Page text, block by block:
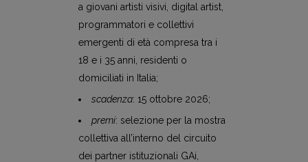
a giovani artisti visivi, digital artist,
programmatori e collettivi
emergenti di età compresa tra i
18 e i 35 anni, residenti o
domiciliati in Italia;
scadenza: 15 ottobre 2026;
premi: selezione per la mostra
collettiva all’interno del circuito
dei partner istituzionali GAi,